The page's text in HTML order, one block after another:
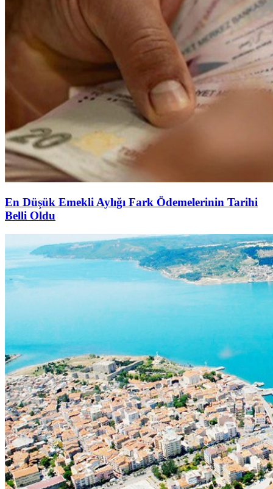
En Düşük Emekli Aylığı Fark Ödemelerinin Tarihi
Belli Oldu